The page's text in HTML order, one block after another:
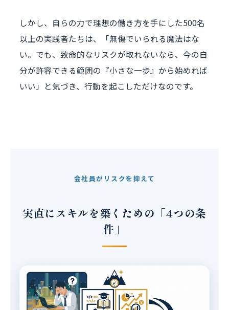
しかし、自らの力で理想の働き方を手にした500名
以上の実践者たちは、「無傷でいられる魔法はな
い。でも、致命的なリスクが取れないなら、今の自
分が許容できる範囲の『小さな一歩』から始めれば
いい」と気づき、行動を起こしただけなのです。
会社員がリスクを抑えて
実直にスキルを築くための「4つの条
件」